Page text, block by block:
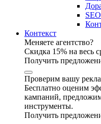
Контекст
Меняете агентство?
Скидка 15% на весь
Получить
Проверим вашу
Бесплатно оценим
кампаний,
инструменты.
Получить